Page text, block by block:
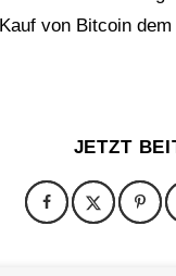
von Bitcoin
JETZT